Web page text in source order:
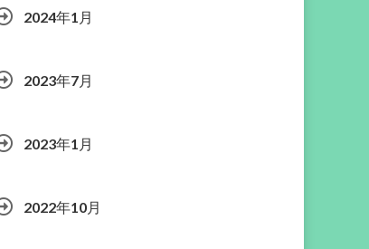
2024年1月
2023年7月
2023年1月
2022年10月